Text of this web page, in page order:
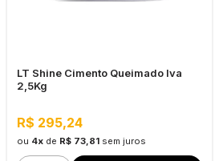
LT Shine Cimento Queimado Iva
2,5Kg
R$ 295,24
ou 4x de R$ 73,81 sem juros